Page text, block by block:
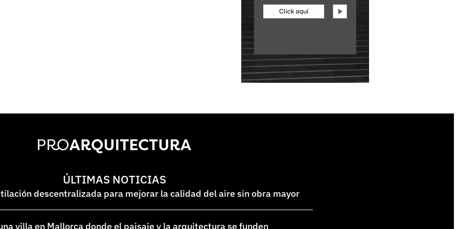
ÚLTIMAS NOTICIAS
descentralizada para mejorar la calidad del aire sin obra mayor
villa en Mallorca donde el paisaje y la arquitectura se funden